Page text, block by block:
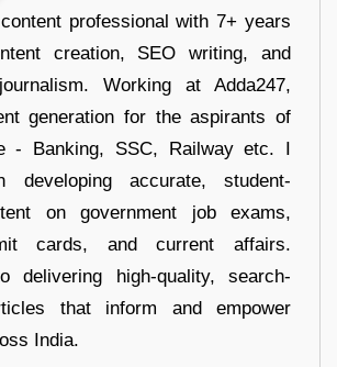
professional with 7+ years
creation, SEO writing, and
Working at Adda247,
generation for the aspirants of
- Banking, SSC, Railway etc. I
developing accurate, student-
on government job exams,
cards, and current affairs.
delivering high-quality, search-
that inform and empower
India.